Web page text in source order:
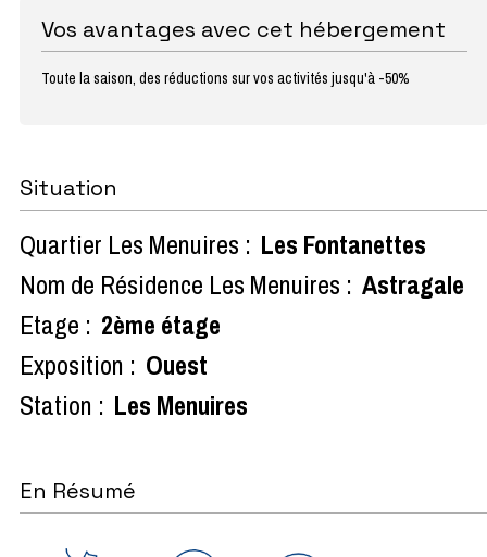
Vos avantages avec cet hébergement
Toute la saison, des réductions sur vos activités jusqu'à -50%
Situation
Quartier Les Menuires : Les Fontanettes
Nom de Résidence Les Menuires : Astragale
Etage : 2ème étage
Exposition : Ouest
Station : Les Menuires
En Résumé